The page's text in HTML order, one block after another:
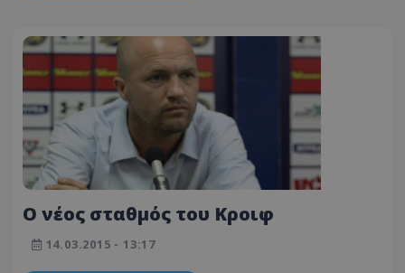
Ο νέος σταθμός του Κροιφ
14.03.2015 - 13:17